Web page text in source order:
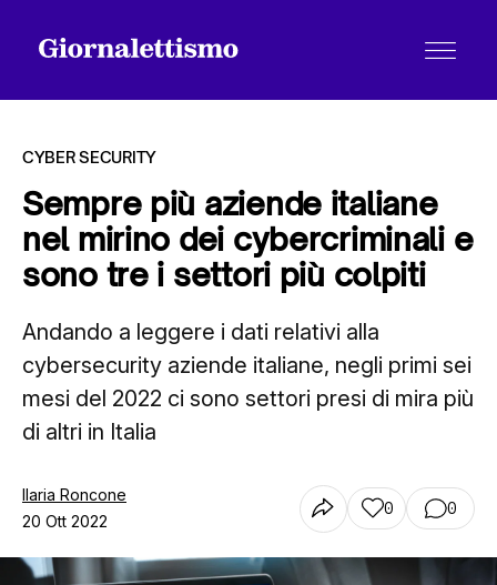
Tutti gli articoli
Chi siamo
Contatti
CYBER SECURITY
Sempre più aziende italiane
nel mirino dei cybercriminali e
sono tre i settori più colpiti
Andando a leggere i dati relativi alla
cybersecurity aziende italiane, negli primi sei
mesi del 2022 ci sono settori presi di mira più
di altri in Italia
Ilaria Roncone
20 Ott 2022
0 0